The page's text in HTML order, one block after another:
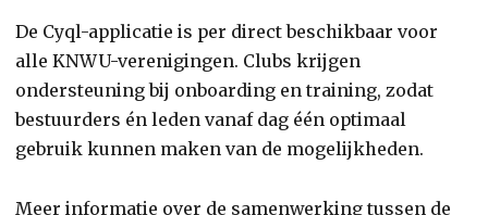
De Cyql-applicatie is per direct beschikbaar voor
alle KNWU-verenigingen. Clubs krijgen
ondersteuning bij onboarding en training, zodat
bestuurders én leden vanaf dag één optimaal
gebruik kunnen maken van de mogelijkheden.
Meer informatie over de samenwerking tussen de